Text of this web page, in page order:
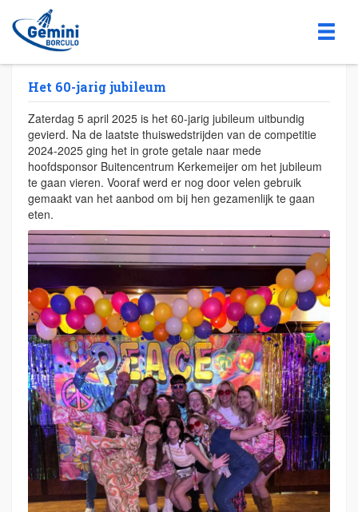
Het 60-jarig jubileum
Zaterdag 5 april 2025 is het 60-jarig jubileum uitbundig
gevierd. Na de laatste thuiswedstrijden van de competitie
2024-2025 ging het in grote getale naar mede
hoofdsponsor Buitencentrum Kerkemeijer om het jubileum
te gaan vieren. Vooraf werd er nog door velen gebruik
gemaakt van het aanbod om bij hen gezamenlijk te gaan
eten.